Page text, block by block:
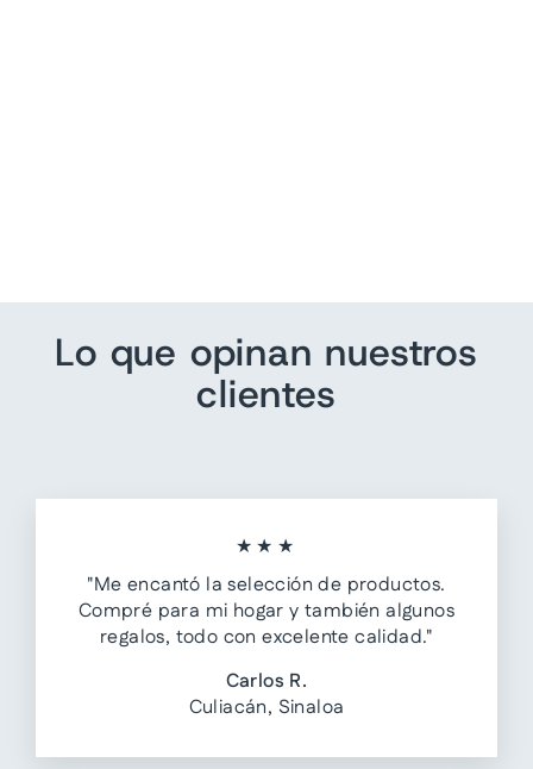
Lo que opinan nuestros
clientes
★★★
"Me encantó la selección de productos.
Compré para mi hogar y también algunos
regalos, todo con excelente calidad."
Carlos R.
Culiacán, Sinaloa